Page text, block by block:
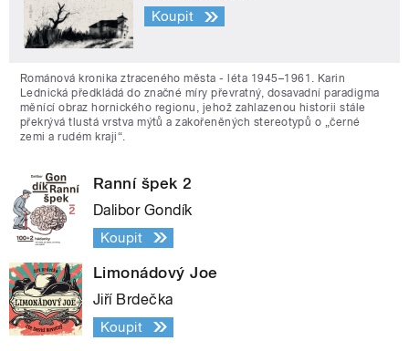
Koupit
Románová kronika ztraceného města - léta 1945–1961. Karin
Lednická předkládá do značné míry převratný, dosavadní paradigma
měnící obraz hornického regionu, jehož zahlazenou historii stále
překrývá tlustá vrstva mýtů a zakořeněných stereotypů o „černé
zemi a rudém kraji“.
Ranní špek 2
Dalibor Gondík
Koupit
Limonádový Joe
Jiří Brdečka
Koupit